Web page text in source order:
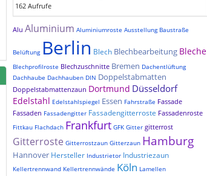
162 Aufrufe
Alu Aluminium Aluminiumroste Ausstellung Baustraße
Belüftung Berlin Blech Blechbearbeitung Bleche
Blechprofilroste Blechzuschnitte Bremen Dachentlüftung
Dachhaube Dachhauben DIN Doppelstabmatten
Doppelstabmattenzaun Dortmund Düsseldorf
Edelstahl Edelstahlspiegel Essen Fahrstraße Fassade
Fassaden Fassadengitter Fassadengitterroste Fassadenroste
Fittkau Flachdach Frankfurt GFK Gitter gitterrost
Gitterroste Gitterrostzaun Gitterzaun Hamburg
Hannover Hersteller Industrietor Industriezaun
Kellertrennwand Kellertrennwände Köln Lamellen